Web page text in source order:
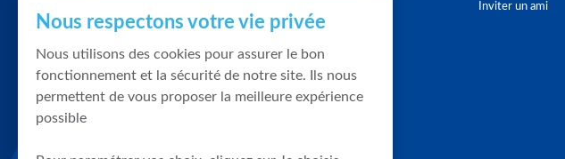
Inviter un ami
Nous respectons votre vie privée
Nous utilisons des cookies pour assurer le bon
fonctionnement et la sécurité de notre site. Ils nous
permettent de vous proposer la meilleure expérience
possible